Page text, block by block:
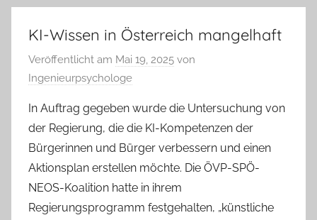
KI-Wissen in Österreich mangelhaft
Veröffentlicht am Mai 19, 2025 von
Ingenieurpsychologe
In Auftrag gegeben wurde die Untersuchung von
der Regierung, die die KI-Kompetenzen der
Bürgerinnen und Bürger verbessern und einen
Aktionsplan erstellen möchte. Die ÖVP-SPÖ-
NEOS-Koalition hatte in ihrem
Regierungsprogramm festgehalten, „künstliche